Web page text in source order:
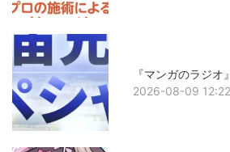
『マンガのラジオ
2026-08-09